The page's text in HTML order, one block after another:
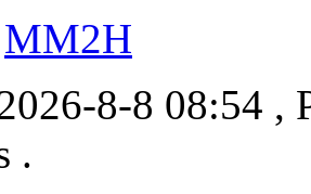
MM2H
8-8 08:54 ,
.